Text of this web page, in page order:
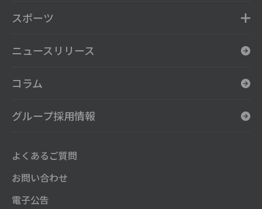
スポーツ
ニュースリリース
コラム
グループ採用情報
よくあるご質問
お問い合わせ
電子公告